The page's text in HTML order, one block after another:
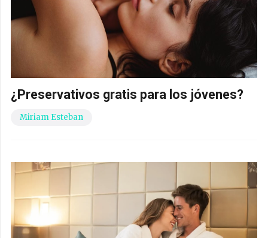
¿Preservativos gratis para los jóvenes?
Miriam Esteban